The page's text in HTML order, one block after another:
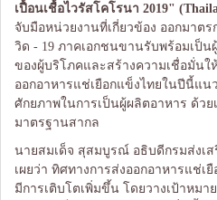
เปื้อนเชื้อไวรัสโคโรนา 2019"
จับมือหน่วยงานที่เกี่ยวข้อง ออกมาต
วิด - 19 ภาคเอกชนขานรับพร้อมเป็
ของผู้บริโภคและสร้างความเชื่อมั่นใ
ออกอาหารแช่เยือกแข็งไทยในปีนี้แ
ศักยภาพในการเป็นผู้ผลิตอาหาร ด้ว
มาตรฐานสากล
นายสมเด็จ สุสมบูรณ์ อธิบดีกรมส่งเส
เผยว่า ทิศทางการส่งออกอาหารแช่เ
มีการเติบโตเพิ่มขึ้น โดยวางเป้าหมา